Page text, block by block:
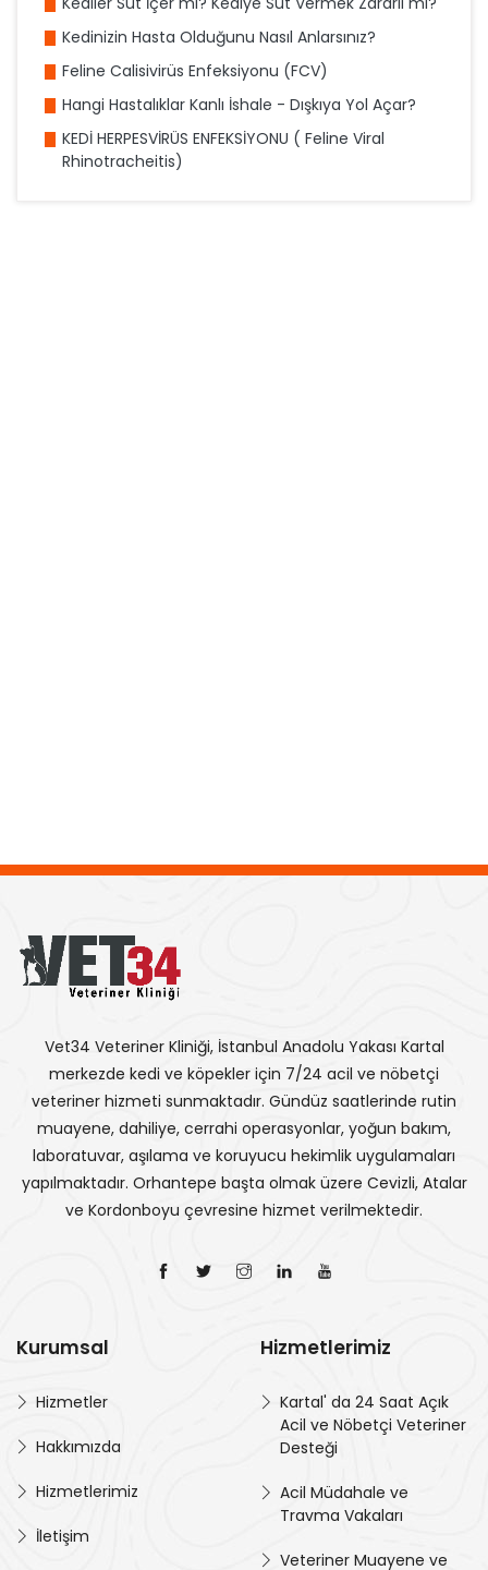
Kedinizin Hasta Olduğunu Nasıl Anlarsınız?
Feline Calisivirüs Enfeksiyonu (FCV)
Hangi Hastalıklar Kanlı İshale - Dışkıya Yol Açar?
KEDİ HERPESVİRÜS ENFEKSİYONU ( Feline Viral
Rhinotracheitis)
Vet34 Veteriner Kliniği, İstanbul Anadolu Yakası Kartal
merkezde kedi ve köpekler için 7/24 acil ve nöbetçi
veteriner hizmeti sunmaktadır. Gündüz saatlerinde rutin
muayene, dahiliye, cerrahi operasyonlar, yoğun bakım,
laboratuvar, aşılama ve koruyucu hekimlik uygulamaları
yapılmaktadır. Orhantepe başta olmak üzere Cevizli, Atalar
ve Kordonboyu çevresine hizmet verilmektedir.
Kurumsal
Hizmetler
Hakkımızda
Hizmetlerimiz
İletişim
Hizmetlerimiz
Kartal' da 24 Saat Açık
Acil ve Nöbetçi Veteriner
Desteği
Acil Müdahale ve
Travma Vakaları
Veteriner Muayene ve